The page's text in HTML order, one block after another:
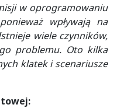
w oprogramowaniu
wpływają na
wiele czynników,
problemu. Oto kilka
klatek i scenariusze